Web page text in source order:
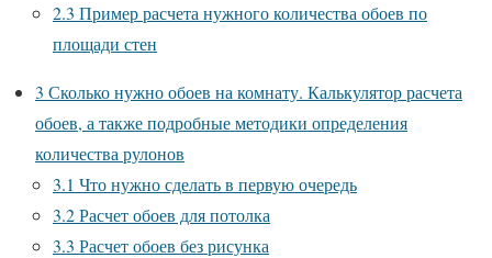
2.3 Пример расчета нужного количества обоев по
площади стен
3 Сколько нужно обоев на комнату. Калькулятор расчета
обоев, а также подробные методики определения
количества рулонов
3.1 Что нужно сделать в первую очередь
3.2Расчет обоев для потолка
3.3 Расчет обоев без рисунка